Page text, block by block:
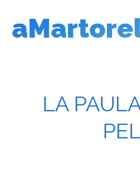
contingut
LA